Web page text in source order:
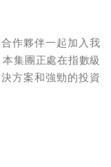
作夥伴一起加入我
集團正處在指數級
方案和強勁的投資